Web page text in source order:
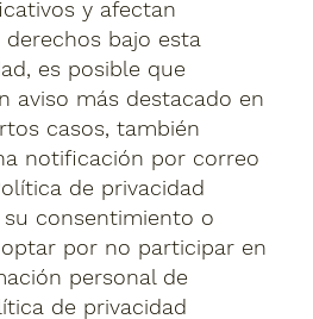
y afectan
bajo esta
es posible que
aviso más destacado en
casos, también
notificación por correo
de privacidad
consentimiento o
por no participar en
personal de
de privacidad